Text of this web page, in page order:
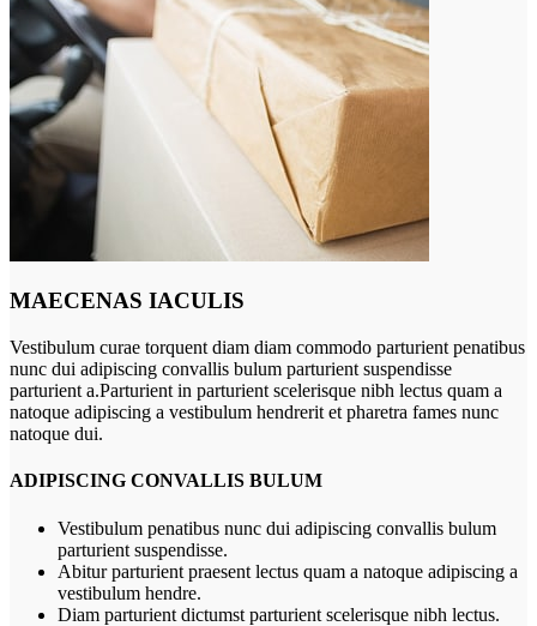
MAECENAS IACULIS
Vestibulum curae torquent diam diam commodo parturient penatibus
nunc dui adipiscing convallis bulum parturient suspendisse
parturient a.Parturient in parturient scelerisque nibh lectus quam a
natoque adipiscing a vestibulum hendrerit et pharetra fames nunc
natoque dui.
ADIPISCING CONVALLIS BULUM
Vestibulum penatibus nunc dui adipiscing convallis bulum
parturient suspendisse.
Abitur parturient praesent lectus quam a natoque adipiscing a
vestibulum hendre.
Diam parturient dictumst parturient scelerisque nibh lectus.